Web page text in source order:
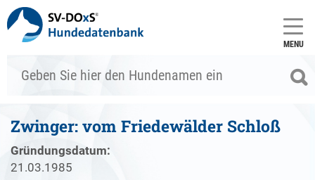
MENU
Zwinger: vom Friedewälder Schloß
Gründungsdatum:
21.03.1985